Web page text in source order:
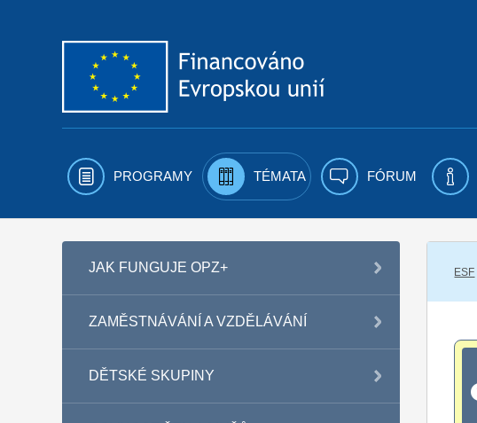
PROGRAMY TÉMATA FÓRUM
JAK FUNGUJE OPZ+
ZAMĚSTNÁVÁNÍ A VZDĚLÁVÁNÍ
DĚTSKÉ SKUPINY
ESF